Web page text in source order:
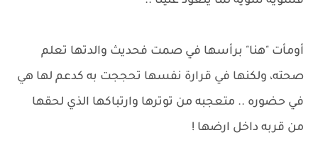
أومأت "هنا" برأسها في صمت فحديث والدتها تعلم
صحته، ولكنها في قرارة نفسها تحججت به كدعم لها هي
في حضوره .. متعجبه من توترها وارتباكها الذي لحقها
من قربه داخل ارضها !